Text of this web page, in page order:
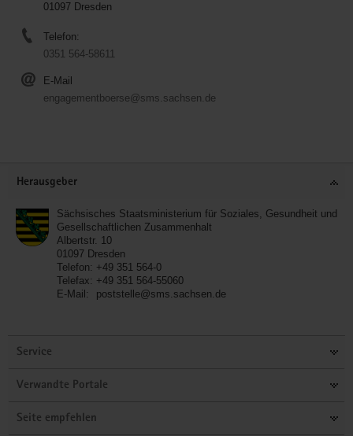
01097 Dresden
Telefon:
0351 564-58611
E-Mail
engagementboerse@sms.sachsen.de
Herausgeber
Sächsisches Staatsministerium für Soziales, Gesundheit und
Gesellschaftlichen Zusammenhalt
Albertstr. 10
01097 Dresden
Telefon: +49 351 564-0
Telefax: +49 351 564-55060
E-Mail:
poststelle@sms.sachsen.de
Service
Verwandte Portale
Seite empfehlen